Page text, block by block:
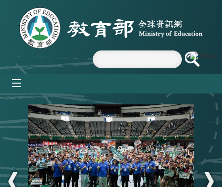
跳到主要內容區塊
:::